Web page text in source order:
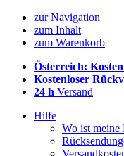
zur Navigation
zum Inhalt
zum Warenkorb
Österreich:
Kostenloser
24 h Versand
Hilfe
Wo ist meine